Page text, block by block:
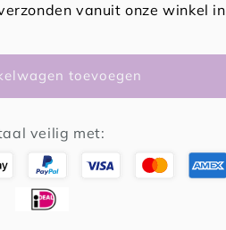
vanuit onze winkel in
toevoegen
veilig met: